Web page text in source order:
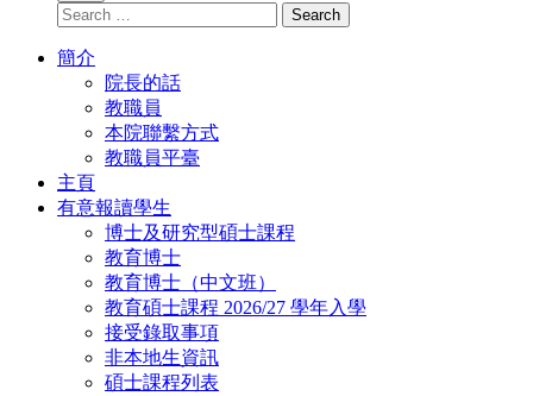
Search for: Search
簡介
院長的話
教職員
本院聯繫方式
教職員平臺
主頁
有意報讀學生
博士及研究型碩士課程
教育博士
教育博士（中文班）
教育碩士課程 2026/27 學年入學
接受錄取事項
非本地生資訊
碩士課程列表